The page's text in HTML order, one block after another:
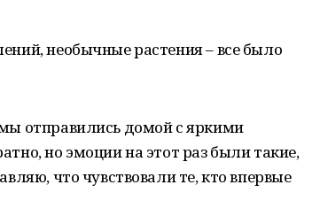
необычные растения – все было
отправились домой с яркими
но эмоции на этот раз были такие,
что чувствовали те, кто впервые